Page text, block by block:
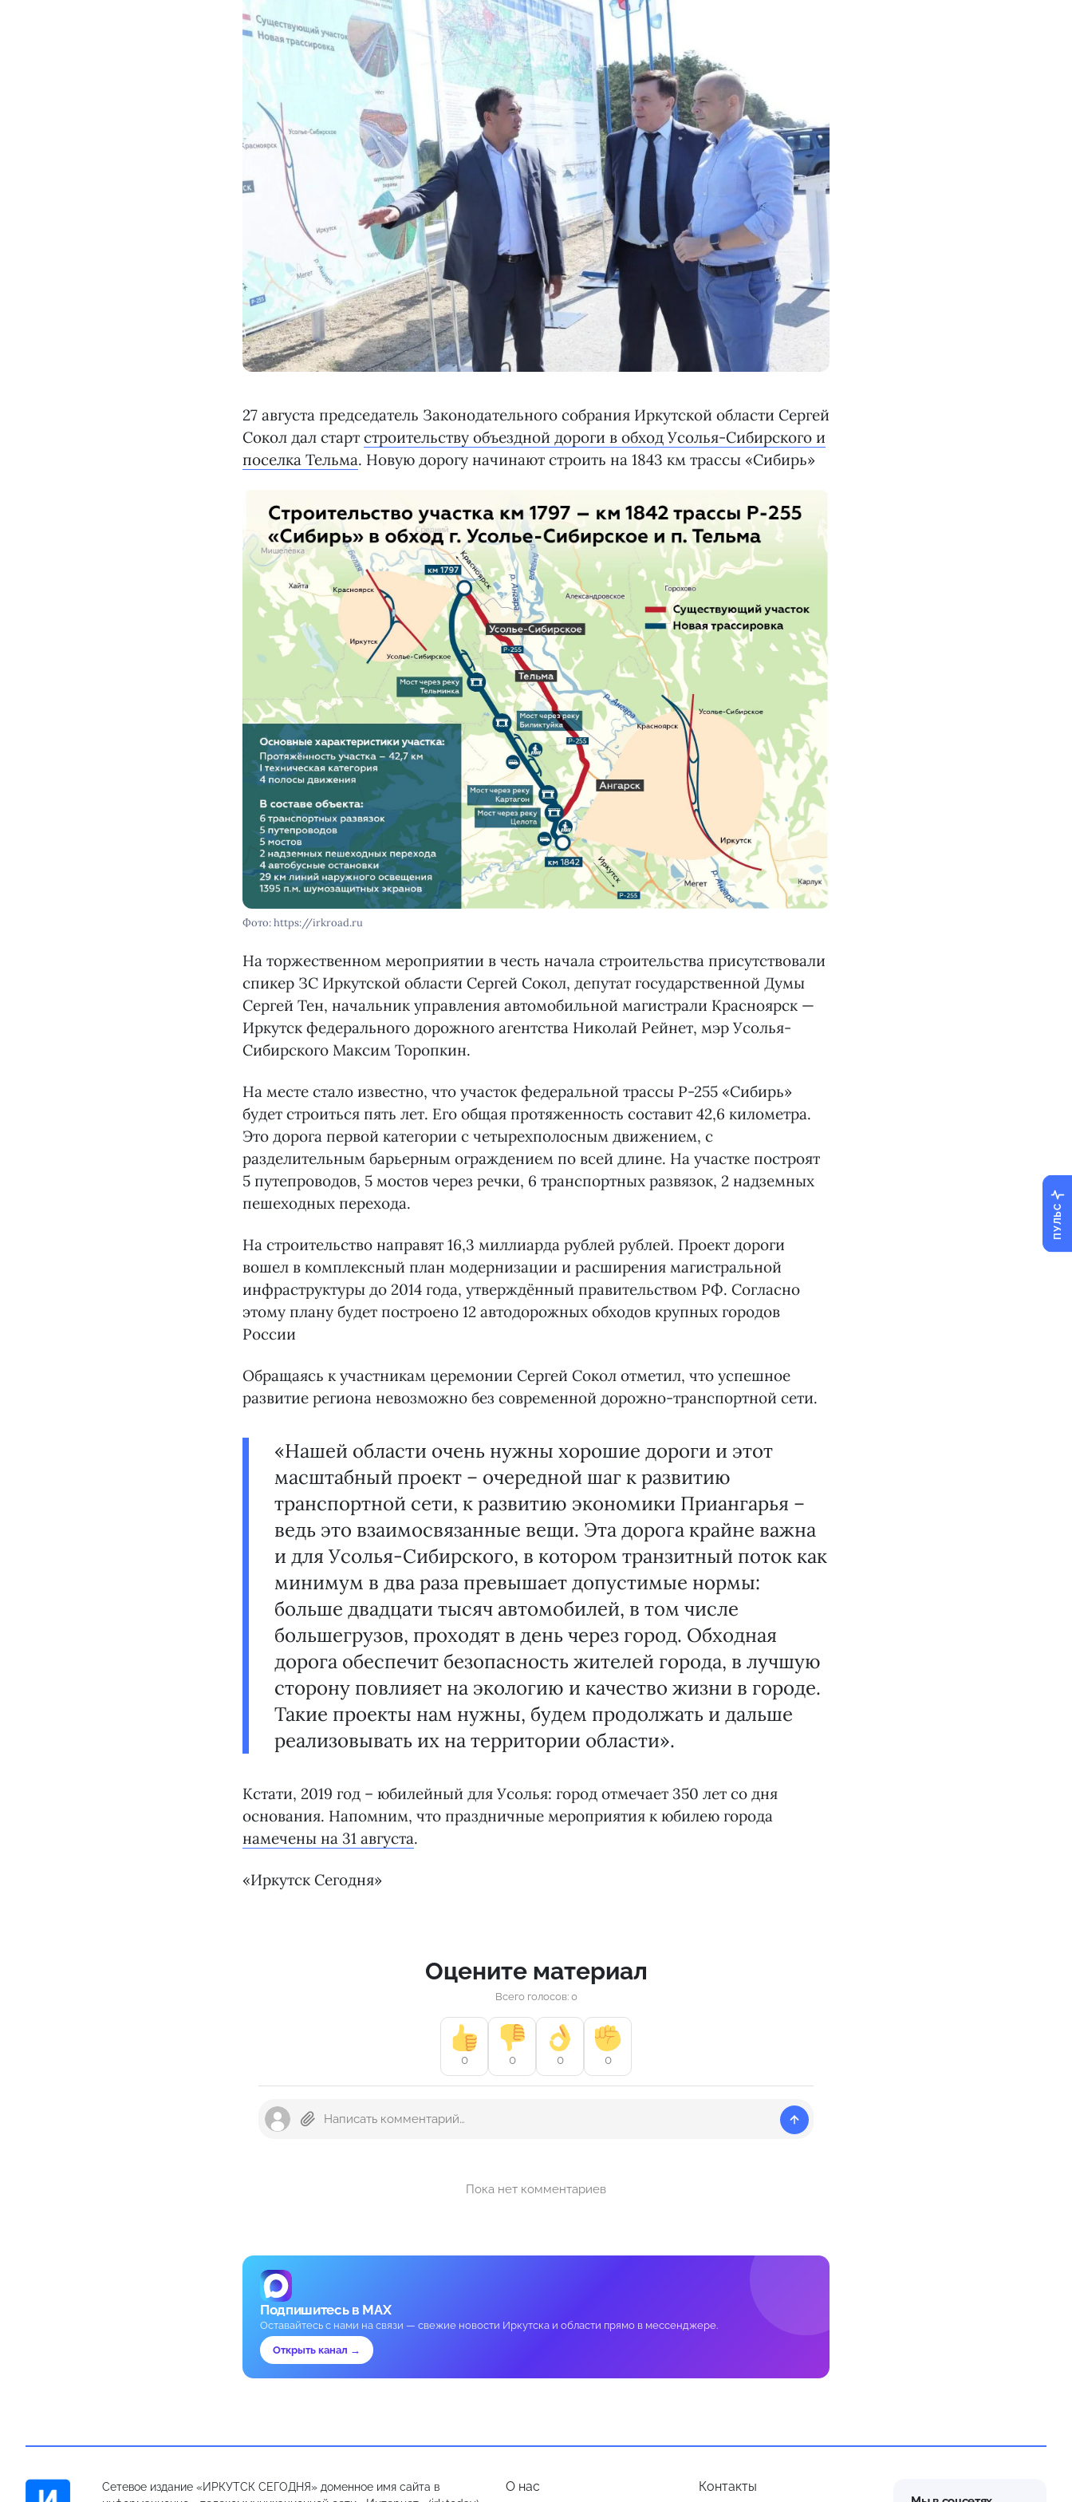
27 августа председатель Законодательного собрания Иркутской области Сергей
Сокол дал старт строительству объездной дороги в обход Усолья-Сибирского и
поселка Тельма. Новую дорогу начинают строить на 1843 км трассы «Сибирь»
Фото: https://irkroad.ru
На торжественном мероприятии в честь начала строительства присутствовали
спикер ЗС Иркутской области Сергей Сокол, депутат государственной Думы
Сергей Тен, начальник управления автомобильной магистрали Красноярск —
Иркутск федерального дорожного агентства Николай Рейнет, мэр Усолья-
Сибирского Максим Торопкин.
На месте стало известно, что участок федеральной трассы Р-255 «Сибирь»
будет строиться пять лет. Его общая протяженность составит 42,6 километра.
Это дорога первой категории с четырехполосным движением, с
разделительным барьерным ограждением по всей длине. На участке построят
5 путепроводов, 5 мостов через речки, 6 транспортных развязок, 2 надземных
пешеходных перехода.
На строительство направят 16,3 миллиарда рублей рублей. Проект дороги
вошел в комплексный план модернизации и расширения магистральной
инфраструктуры до 2014 года, утверждённый правительством РФ. Согласно
этому плану будет построено 12 автодорожных обходов крупных городов
России
Обращаясь к участникам церемонии Сергей Сокол отметил, что успешное
развитие региона невозможно без современной дорожно-транспортной сети.
«Нашей области очень нужны хорошие дороги и этот
масштабный проект – очередной шаг к развитию
транспортной сети, к развитию экономики Приангарья –
ведь это взаимосвязанные вещи. Эта дорога крайне важна
и для Усолья-Сибирского, в котором транзитный поток как
минимум в два раза превышает допустимые нормы:
больше двадцати тысяч автомобилей, в том числе
большегрузов, проходят в день через город. Обходная
дорога обеспечит безопасность жителей города, в лучшую
сторону повлияет на экологию и качество жизни в городе.
Такие проекты нам нужны, будем продолжать и дальше
реализовывать их на территории области».
Кстати, 2019 год – юбилейный для Усолья: город отмечает 350 лет со дня
основания. Напомним, что праздничные мероприятия к юбилею города
намечены на 31 августа.
«Иркутск Сегодня»
Оцените материал
Всего голосов: 0
0 0 0 0
Пока нет комментариев
Подпишитесь в MAX
Оставайтесь с нами на связи — свежие новости Иркутска и области прямо в мессенджере.
Открыть канал →
Сетевое издание «ИРКУТСК СЕГОДНЯ» доменное имя сайта в
О нас Контакты
ПУЛЬС